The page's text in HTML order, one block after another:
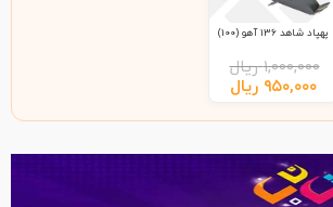
پهپاد شاهد 136 آهو (100)
۱,۰۰۰,۰۰۰ ریال
۹۵۰,۰۰۰ ریال